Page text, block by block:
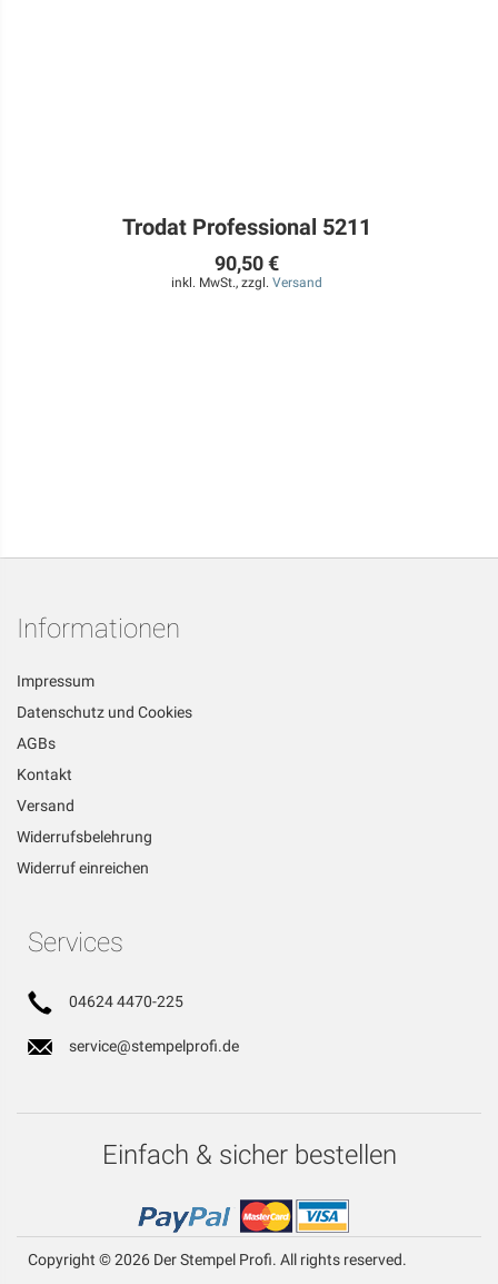
Trodat Professional 5211
90,50 €
inkl. MwSt., zzgl. Versand
Informationen
Impressum
Datenschutz und Cookies
AGBs
Kontakt
Versand
Widerrufsbelehrung
Widerruf einreichen
Services
04624 4470-225
service@stempelprofi.de
Einfach & sicher bestellen
Copyright © 2026 Der Stempel Profi. All rights reserved.